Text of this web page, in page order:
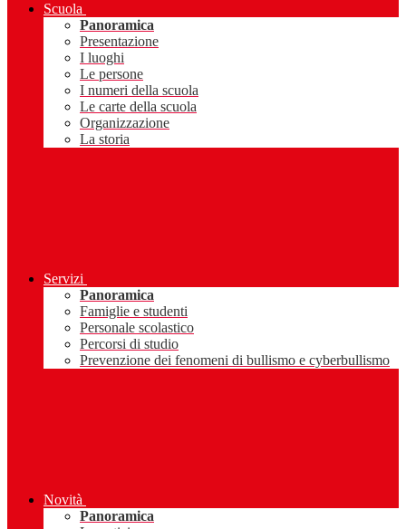
Scuola
Panoramica
Presentazione
I luoghi
Le persone
I numeri della scuola
Le carte della scuola
Organizzazione
La storia
Servizi
Panoramica
Famiglie e studenti
Personale scolastico
Percorsi di studio
Prevenzione dei fenomeni di bullismo e cyberbullismo
Novità
Panoramica